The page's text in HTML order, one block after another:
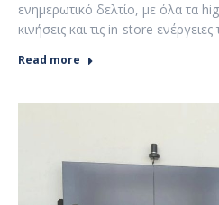
ενημερωτικό δελτίο, με όλα τα
κινήσεις και τις in-store
Read more